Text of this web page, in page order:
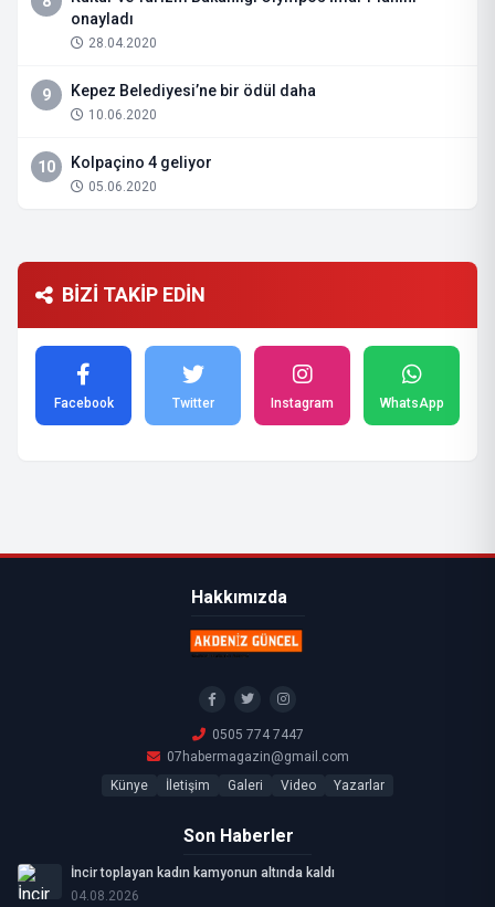
onayladı
28.04.2020
9 Kepez Belediyesi’ne bir ödül daha
10.06.2020
10 Kolpaçino 4 geliyor
05.06.2020
BİZİ TAKİP EDİN
Facebook Twitter Instagram WhatsApp
Hakkımızda
0505 774 7447
07habermagazin@gmail.com
Künye
İletişim Galeri Video Yazarlar
Son Haberler
İncir toplayan kadın kamyonun altında kaldı
04.08.2026